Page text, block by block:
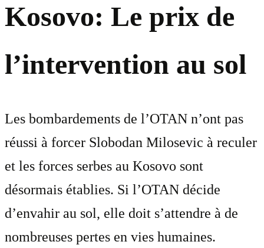
Kosovo: Le prix de
l’intervention au sol
Les bombardements de l’OTAN n’ont pas
réussi à forcer Slobodan Milosevic à reculer
et les forces serbes au Kosovo sont
désormais établies. Si l’OTAN décide
d’envahir au sol, elle doit s’attendre à de
nombreuses pertes en vies humaines.